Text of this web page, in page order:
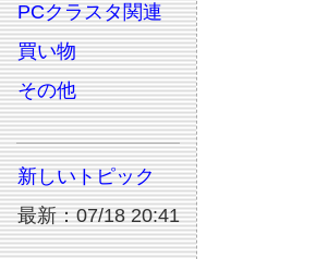
PCクラスタ関連
買い物
その他
新しいトピック
最新：07/18 20:41